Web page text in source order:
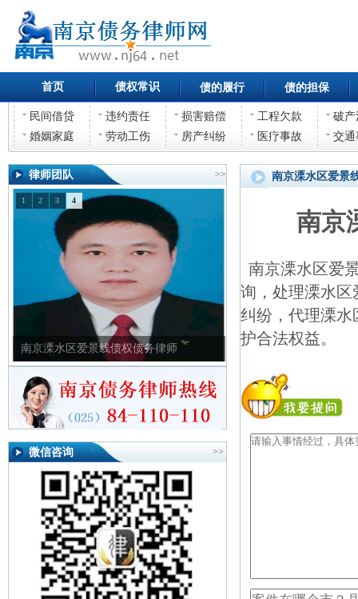
首页 债权常识 债的履行 债的担保
民间借贷 违约责任 损害赔偿 工程欠款
破产
婚姻家庭
劳动工伤 房产纠纷 医疗事故 交通
律师团队 >>
南京溧水区爱景线债权债务律师
1 2 3 4
微信咨询 >>
南京溧水区爱景
南京
南京溧水区爱
询，处理溧水区
纠纷，代理溧水
护合法权益。